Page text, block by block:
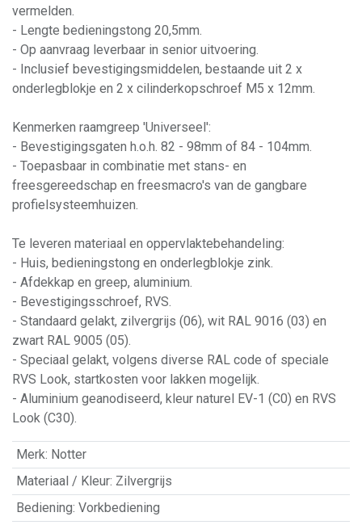
vermelden.
- Lengte bedieningstong 20,5mm.
- Op aanvraag leverbaar in senior uitvoering.
- Inclusief bevestigingsmiddelen, bestaande uit 2 x
onderlegblokje en 2 x cilinderkopschroef M5 x 12mm.
Kenmerken raamgreep 'Universeel':
- Bevestigingsgaten h.o.h. 82 - 98mm of 84 - 104mm.
- Toepasbaar in combinatie met stans- en
freesgereedschap en freesmacro's van de gangbare
profielsysteemhuizen.
Te leveren materiaal en oppervlaktebehandeling:
- Huis, bedieningstong en onderlegblokje zink.
- Afdekkap en greep, aluminium.
- Bevestigingsschroef, RVS.
- Standaard gelakt, zilvergrijs (06), wit RAL 9016 (03) en
zwart RAL 9005 (05).
- Speciaal gelakt, volgens diverse RAL code of speciale
RVS Look, startkosten voor lakken mogelijk.
- Aluminium geanodiseerd, kleur naturel EV-1 (C0) en RVS
Look (C30).
Merk: Notter
Materiaal / Kleur: Zilvergrijs
Bediening: Vorkbediening